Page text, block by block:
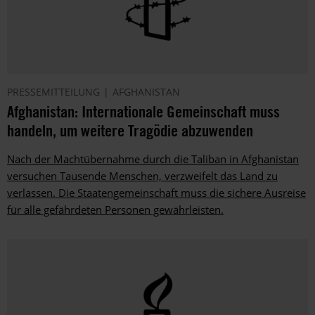
PRESSEMITTEILUNG AFGHANISTAN
Afghanistan: Internationale Gemeinschaft muss
handeln, um weitere Tragödie abzuwenden
Nach der Machtübernahme durch die Taliban in Afghanistan
versuchen Tausende Menschen, verzweifelt das Land zu
verlassen. Die Staatengemeinschaft muss die sichere Ausreise
für alle gefährdeten Personen gewährleisten.